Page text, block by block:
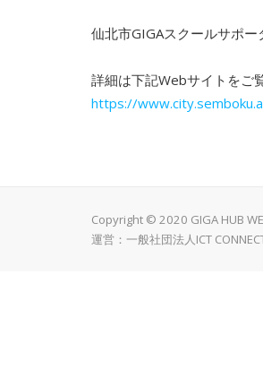
仙北市GIGAスクールサポー
詳細は下記Webサイトをご
https://
Copyright © 2020 GIGA HUB
運営：一般社団法人ICT